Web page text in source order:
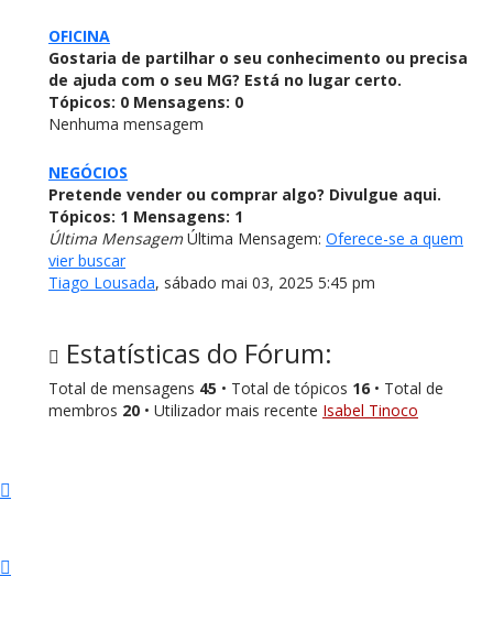
OFICINA
Gostaria de partilhar o seu conhecimento ou precisa
de ajuda com o seu MG? Está no lugar certo.
Tópicos: 0 Mensagens: 0
Nenhuma mensagem
NEGÓCIOS
Pretende vender ou comprar algo? Divulgue aqui.
Tópicos: 1 Mensagens: 1
Última MensagemÚltima Mensagem: Oferece-se a quem
vier buscar
Tiago Lousada, sábado mai 03, 2025 5:45 pm
Estatísticas do Fórum:
Total de mensagens 45 • Total de tópicos 16 • Total de
membros 20 • Utilizador mais recente Isabel Tinoco